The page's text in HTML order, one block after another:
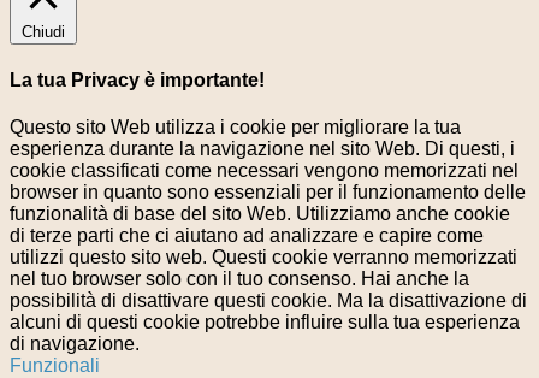
Chiudi
La tua Privacy è importante!
Questo sito Web utilizza i cookie per migliorare la tua
esperienza durante la navigazione nel sito Web. Di questi, i
cookie classificati come necessari vengono memorizzati nel
browser in quanto sono essenziali per il funzionamento delle
funzionalità di base del sito Web. Utilizziamo anche cookie
di terze parti che ci aiutano ad analizzare e capire come
utilizzi questo sito web. Questi cookie verranno memorizzati
nel tuo browser solo con il tuo consenso. Hai anche la
possibilità di disattivare questi cookie. Ma la disattivazione di
alcuni di questi cookie potrebbe influire sulla tua esperienza
di navigazione.
Funzionali